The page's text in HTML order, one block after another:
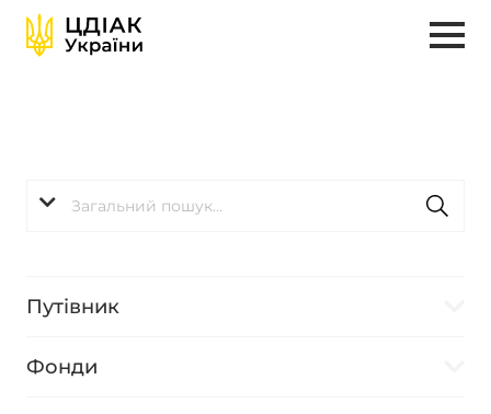
Путівник
Фонди